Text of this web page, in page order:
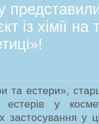
із хімії на
та естери»,
естерів у
застосування у